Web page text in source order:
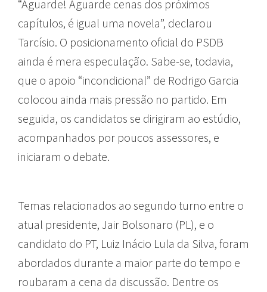
“Aguarde! Aguarde cenas dos próximos
capítulos, é igual uma novela”, declarou
Tarcísio. O posicionamento oficial do PSDB
ainda é mera especulação. Sabe-se, todavia,
que o apoio “incondicional” de Rodrigo Garcia
colocou ainda mais pressão no partido. Em
seguida, os candidatos se dirigiram ao estúdio,
acompanhados por poucos assessores, e
iniciaram o debate.
Temas relacionados ao segundo turno entre o
atual presidente, Jair Bolsonaro (PL), e o
candidato do PT, Luiz Inácio Lula da Silva, foram
abordados durante a maior parte do tempo e
roubaram a cena da discussão. Dentre os